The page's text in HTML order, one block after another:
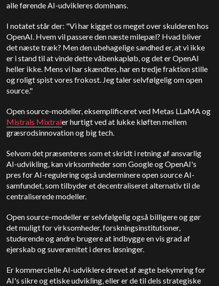
alle førende AI-udvikleres dominans.
I notatet står der: "Vi har kigget os meget over skulderen hos
OpenAI. Hvem vil passere den næste milepæl? Hvad bliver
det næste træk? Men den ubehagelige sandhed er, at vi ikke
er i stand til at vinde dette våbenkapløb, og det er OpenAI
heller ikke. Mens vi har skændtes, har en tredje fraktion stille
og roligt spist vores frokost. Jeg taler selvfølgelig om open
source."
Open source-modeller, eksemplificeret ved Metas LLaMA og
Mistrals Mixtraler hurtigt ved at lukke kløften mellem
græsrodsinnovation og big tech.
Selvom det præsenteres som et skridt i retning af ansvarlig
AI-udvikling, kan virksomheder som Google og OpenAI's
pres for AI-regulering også underminere open source AI-
samfundet, som tilbyder et decentraliseret alternativ til de
centraliserede modeller.
Open source-modeller er selvfølgelig også billigere og gør
det muligt for virksomheder, forskningsinstitutioner,
studerende og andre brugere at indbygge en vis grad af
ejerskab og suverænitet i deres løsninger.
Er kommercielle AI-udviklere drevet af ægte bekymring for
AI's sikre og etiske udvikling, eller er de til dels strategiske